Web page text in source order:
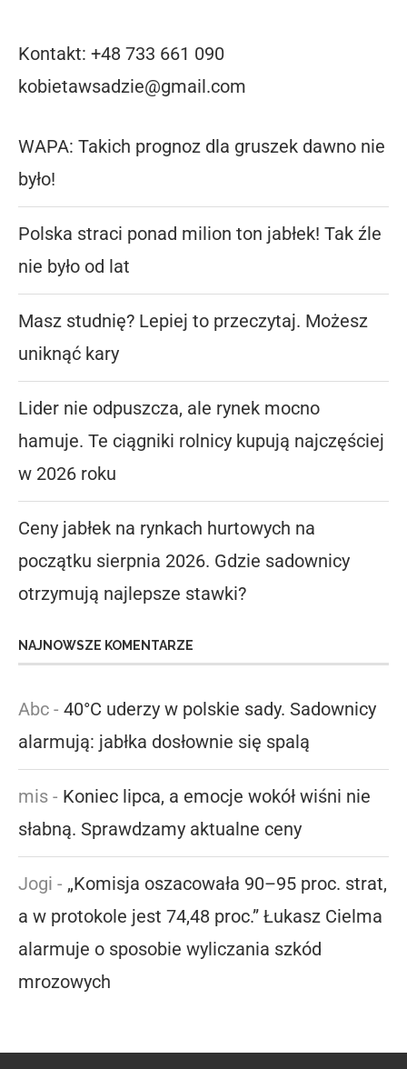
Kontakt: +48 733 661 090
kobietawsadzie@gmail.com
WAPA: Takich prognoz dla gruszek dawno nie
było!
Polska straci ponad milion ton jabłek! Tak źle
nie było od lat
Masz studnię? Lepiej to przeczytaj. Możesz
uniknąć kary
Lider nie odpuszcza, ale rynek mocno
hamuje. Te ciągniki rolnicy kupują najczęściej
w 2026 roku
Ceny jabłek na rynkach hurtowych na
początku sierpnia 2026. Gdzie sadownicy
otrzymują najlepsze stawki?
NAJNOWSZE KOMENTARZE
Abc - 40°C uderzy w polskie sady. Sadownicy
alarmują: jabłka dosłownie się spalą
mis - Koniec lipca, a emocje wokół wiśni nie
słabną. Sprawdzamy aktualne ceny
Jogi - „Komisja oszacowała 90–95 proc. strat,
a w protokole jest 74,48 proc.” Łukasz Cielma
alarmuje o sposobie wyliczania szkód
mrozowych